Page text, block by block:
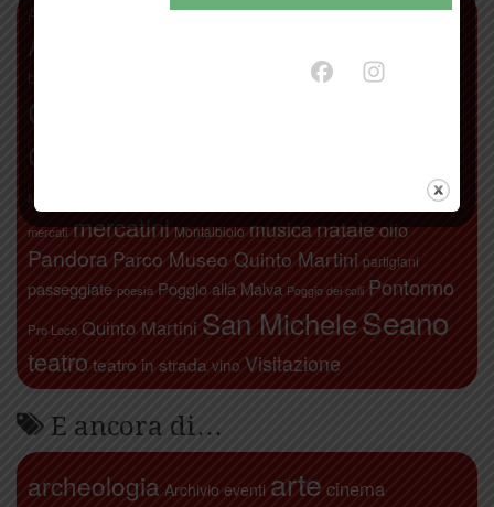
Abbazia di San Giusto agricoltura Alberto Moretti antiquariato
Artimino
biodistretto+ camminate
Carmignano
Comeana
libri
mercati mercatini Montalbiolo musicanataleolio
Pandora Parco Museo Quinto Martini partigiani
passeggiate poesia Poggio alla Malva Poggio dei colli Pontormo
Pro Loco Quinto Martini San MicheleSeano
teatro teatro in strada vino Visitazione
E ancora di…
archeologia Archivio eventi arte cinema